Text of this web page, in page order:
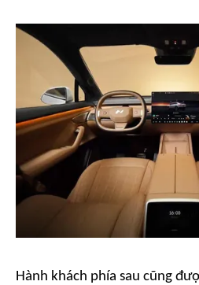
Hành khách phía sau cũng